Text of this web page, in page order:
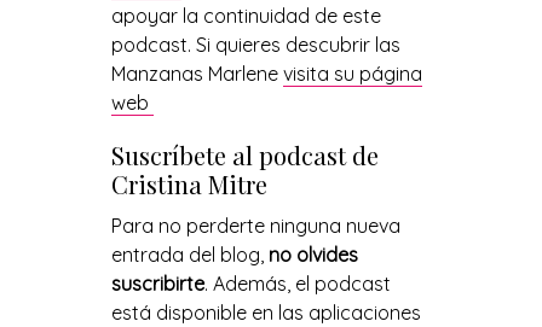
apoyar la continuidad de este
podcast. Si quieres descubrir las
Manzanas Marlene visita su página
web
Suscríbete al podcast de
Cristina Mitre
Para no perderte ninguna nueva
entrada del blog, no olvides
suscribirte. Además, el podcast
está disponible en las aplicaciones